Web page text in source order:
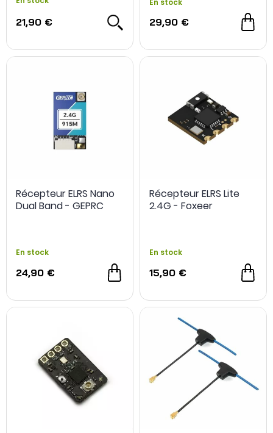
21,90 € 29,90 €
Récepteur ELRS Nano
Dual Band - GEPRC
En stock
24,90 €
Récepteur ELRS Lite
2.4G - Foxeer
En stock
15,90 €